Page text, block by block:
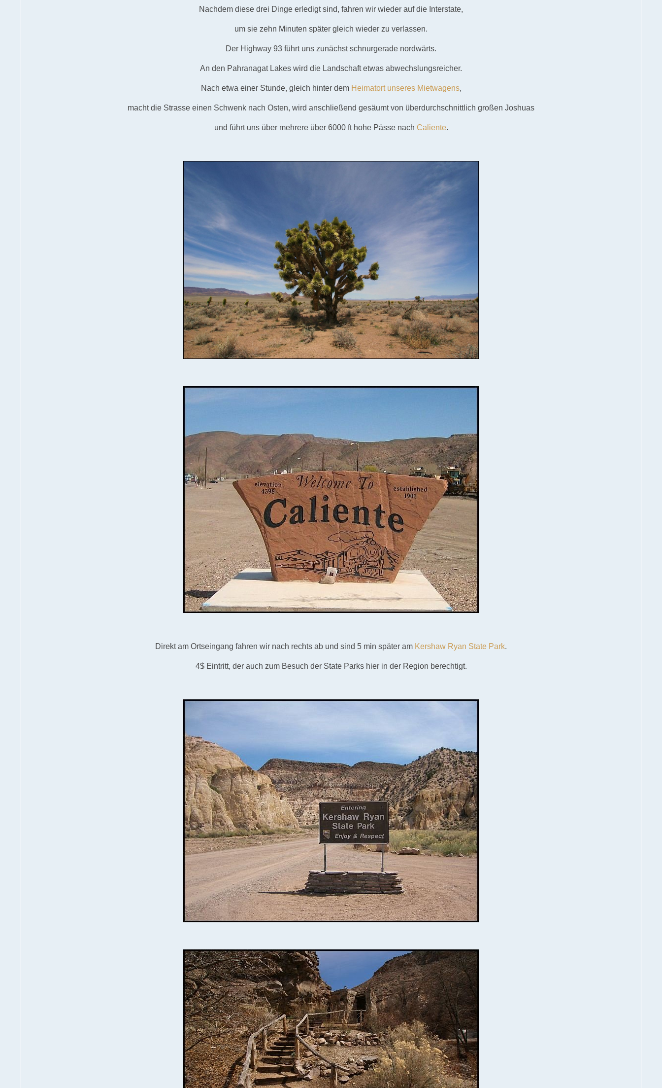
Nachdem diese drei Dinge erledigt sind, fahren wir wieder auf die Interstate,
um sie zehn Minuten später gleich wieder zu verlassen.
Der Highway 93 führt uns zunächst schnurgerade nordwärts.
An den Pahranagat Lakes wird die Landschaft etwas abwechslungsreicher.
Nach etwa einer Stunde, gleich hinter dem Heimatort unseres Mietwagens,
macht die Strasse einen Schwenk nach Osten, wird anschließend gesäumt von überdurchschnittlich großen Joshuas
und führt uns über mehrere über 6000 ft hohe Pässe nach Caliente.
Direkt am Ortseingang fahren wir nach rechts ab und sind 5 min später am Kershaw Ryan State Park.
4$ Eintritt, der auch zum Besuch der State Parks hier in der Region berechtigt.